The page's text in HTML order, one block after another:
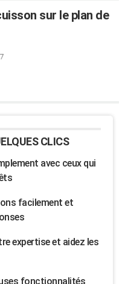
sur le plan de
CLICS
avec ceux qui
facilement et
expertise et aidez les
fonctionnalités